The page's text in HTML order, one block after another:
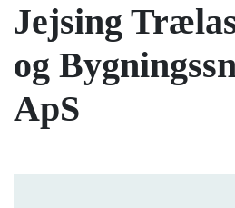
Jejsing
og
ApS